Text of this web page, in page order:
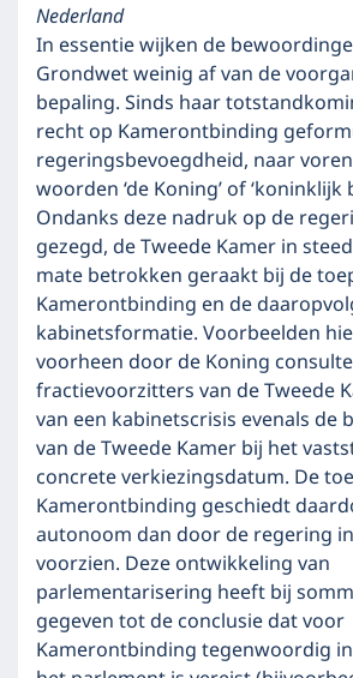
Nederland
In essentie wijken de
Grondwet weinig af van de
bepaling. Sinds haar
recht op Kamerontbinding
regeringsbevoegdheid, naar
woorden ‘de Koning’ of ‘koninklijk
Ondanks deze nadruk op de
gezegd, de Tweede Kamer in
mate betrokken geraakt bij de
Kamerontbinding en de
kabinetsformatie. Voorbeelden
voorheen door de Koning
fractievoorzitters van de Tweede
van een kabinetscrisis evenals de
van de Tweede Kamer bij het
concrete verkiezingsdatum. De
Kamerontbinding geschiedt
autonoom dan door de regering
voorzien. Deze ontwikkeling van
parlementarisering heeft bij
gegeven tot de conclusie dat voor
Kamerontbinding tegenwoordig